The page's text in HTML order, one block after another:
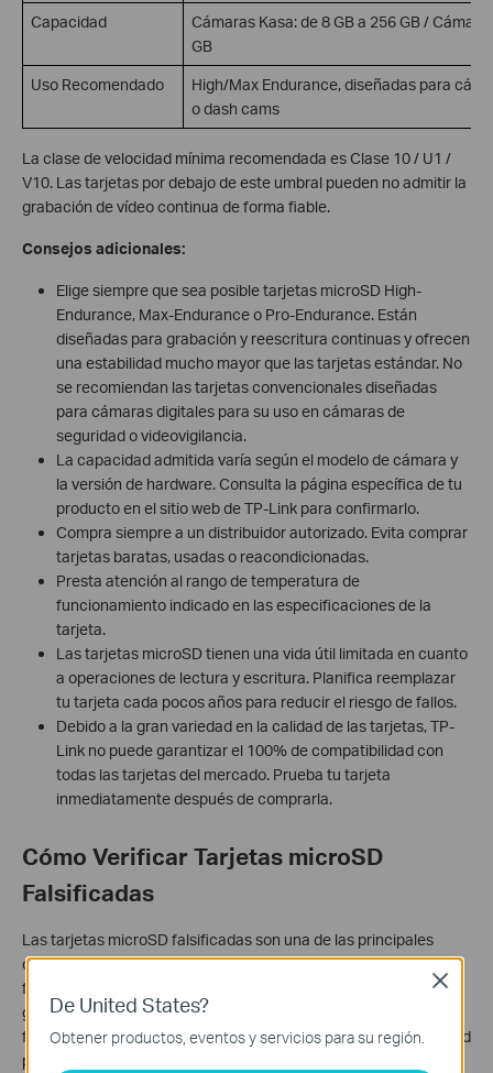
Capacidad
Cámaras Kasa: de 8 GB a 256 GB /
GB
Uso Recomendado
High/Max Endurance, diseñadas para
o dash cams
La clase de velocidad mínima recomendada es Clase 10 / U1 /
V10. Las tarjetas por debajo de este umbral pueden no admitir la
grabación de vídeo continua de forma fiable.
Consejos adicionales:
Elige siempre que sea posible tarjetas microSD High-
Endurance, Max-Endurance o Pro-Endurance. Están
diseñadas para grabación y reescritura continuas y ofrecen
una estabilidad mucho mayor que las tarjetas estándar. No
se recomiendan las tarjetas convencionales diseñadas
para cámaras digitales para su uso en cámaras de
seguridad o videovigilancia.
La capacidad admitida varía según el modelo de cámara y
la versión de hardware. Consulta la página específica de tu
producto en el sitio web de TP-Link para confirmarlo.
Compra siempre a un distribuidor autorizado. Evita comprar
tarjetas baratas, usadas o reacondicionadas.
Presta atención al rango de temperatura de
funcionamiento indicado en las especificaciones de la
tarjeta.
Las tarjetas microSD tienen una vida útil limitada en cuanto
a operaciones de lectura y escritura. Planifica reemplazar
tu tarjeta cada pocos años para reducir el riesgo de fallos.
Debido a la gran variedad en la calidad de las tarjetas, TP-
Link no puede garantizar el 100% de compatibilidad con
todas las tarjetas del mercado. Prueba tu tarjeta
inmediatamente después de comprarla.
Cómo Verificar Tarjetas microSD
Falsificadas
Las tarjetas microSD falsificadas son una de las principales
causas de problemas como tarjetas no reconocidas, fallos de
formateo o la incapacidad de la cámara para sobrescribir
grabaciones. El tipo más común es la tarjeta con capacidad
falsa, donde se ha modificado una tarjeta de pequeña capacidad
para que parezca más grande. Dado que la cámara formatea e
De United States?
Obtener productos, eventos y servicios para su región.
Close